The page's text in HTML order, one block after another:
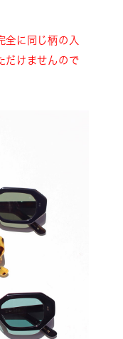
全に同じ柄の入
だけませんので